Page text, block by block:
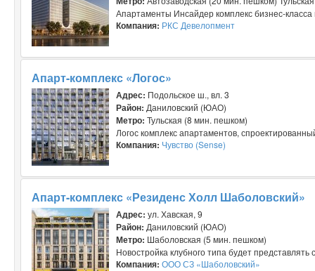
Апартаменты Инсайдер комплекс бизнес-
Компания: РКС Девелопмент
Апарт-комплекс «Логос»
Адрес: Подольское ш., вл. 3
Район: Даниловский (ЮАО)
Метро: Тульская (8 мин. пешком)
Логос комплекс апартаментов,
Компания: Чувство (Sense)
Апарт-комплекс «Резиденс Холл Шаболовский»
Адрес: ул. Хавская, 9
Район: Даниловский (ЮАО)
Метро: Шаболовская (5 мин. пешком)
Новостройка клубного типа будет
Компания: ООО СЗ «Шаболовский»